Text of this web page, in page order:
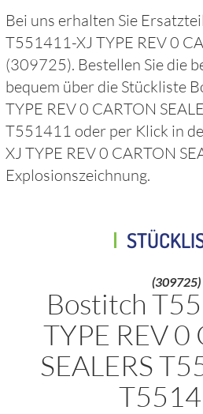
Bei uns erhalten Sie
T551411-XJ TYPE REV 0
(309725). Bestellen Sie die
bequem über die Stückliste
TYPE REV 0 CARTON
T551411 oder per Klick in
XJ TYPE REV 0 CARTON
Explosionszeichnung.
(309725)
Bostitch
TYPE REV 0
SEALERS